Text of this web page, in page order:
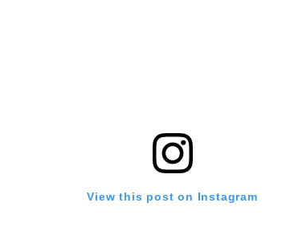
View this post on Instagram